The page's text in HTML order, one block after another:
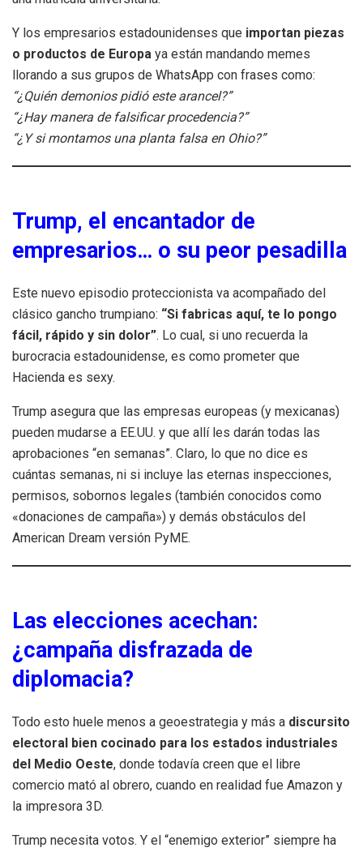
Y los empresarios estadounidenses que importan piezas
o productos de Europa ya están mandando memes
llorando a sus grupos de WhatsApp con frases como:
“¿Quién demonios pidió este arancel?”
“¿Hay manera de falsificar procedencia?”
“¿Y si montamos una planta falsa en Ohio?”
Trump, el encantador de
empresarios… o su peor pesadilla
Este nuevo episodio proteccionista va acompañado del
clásico gancho trumpiano: “Si fabricas aquí, te lo pongo
fácil, rápido y sin dolor”. Lo cual, si uno recuerda la
burocracia estadounidense, es como prometer que
Hacienda es sexy.
Trump asegura que las empresas europeas (y mexicanas)
pueden mudarse a EE.UU. y que allí les darán todas las
aprobaciones “en semanas”. Claro, lo que no dice es
cuántas semanas, ni si incluye las eternas inspecciones,
permisos, sobornos legales (también conocidos como
«donaciones de campaña») y demás obstáculos del
American Dream versión PyME.
Las elecciones acechan:
¿campaña disfrazada de
diplomacia?
Todo esto huele menos a geoestrategia y más a discursito
electoral bien cocinado para los estados industriales
del Medio Oeste, donde todavía creen que el libre
comercio mató al obrero, cuando en realidad fue Amazon y
la impresora 3D.
Trump necesita votos. Y el “enemigo exterior” siempre ha